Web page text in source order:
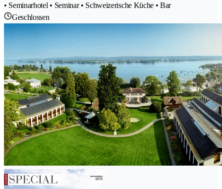
• Seminarhotel • Seminar • Schweizerische Küche • Bar
Geschlossen